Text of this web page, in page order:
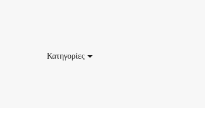
Κατηγορίες Κατηγορίες